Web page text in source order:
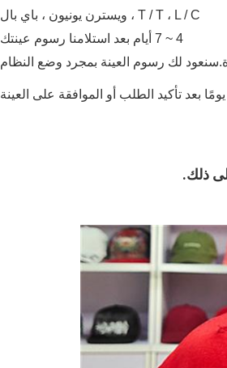
T / T ، L / C ، ويسترن يونيون ، باي بال
4 ~ 7 أيام بعد استلامنا رسوم عينتك
ذلك.